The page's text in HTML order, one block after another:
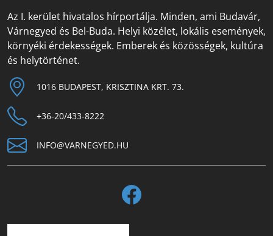
Az I. kerület hivatalos hírportálja. Minden, ami Budavár,
Várnegyed és Bel-Buda. Helyi közélet, lokális események,
környéki érdekességek. Emberek és közösségek, kultúra
és helytörténet.
1016 BUDAPEST, KRISZTINA KRT. 73.
+36-20/433-8222
INFO@VARNEGYED.HU